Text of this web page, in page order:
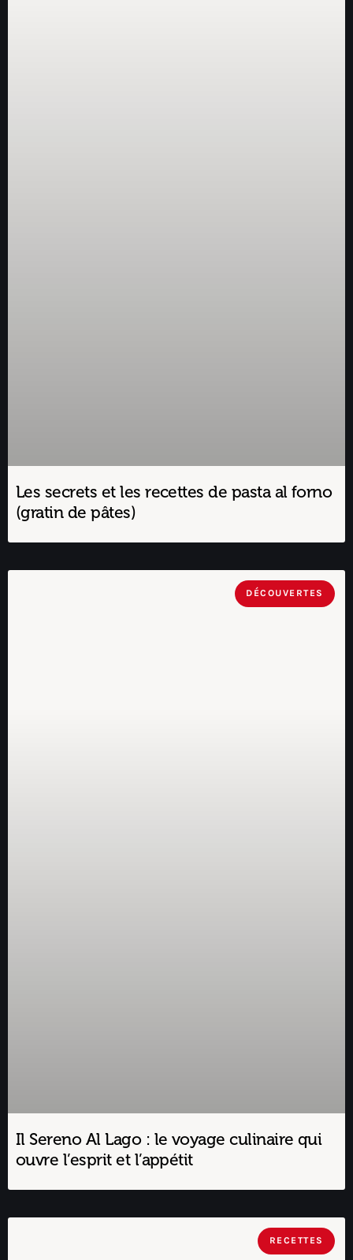
Les secrets et les recettes de pasta al forno
(gratin de pâtes)
DÉCOUVERTES
Il Sereno Al Lago : le voyage culinaire qui
ouvre l’esprit et l’appétit
RECETTES